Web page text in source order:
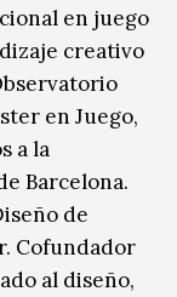
en juego
creativo
en Juego,
a la
Barcelona.
de
Cofundador
al diseño,